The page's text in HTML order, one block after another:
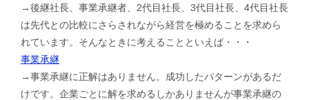
→後継社長、事業承継者、2代目社長、3代目社長、4代目社長
は先代との比較にさらされながら経営を極めることを求めら
れています。そんなときに考えることといえば・・・
事業承継
→事業承継に正解はありません。成功したパターンがあるだ
けです。企業ごとに解を求めるしかありませんが事業承継の